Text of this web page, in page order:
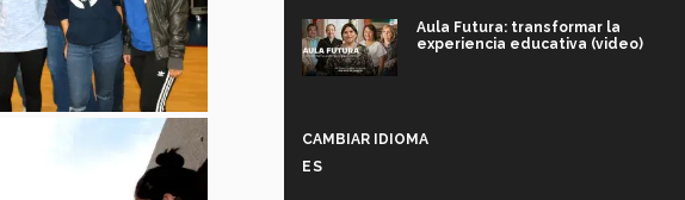
Aula Futura: transformar la
experiencia educativa (video)
CAMBIAR IDIOMA
ES